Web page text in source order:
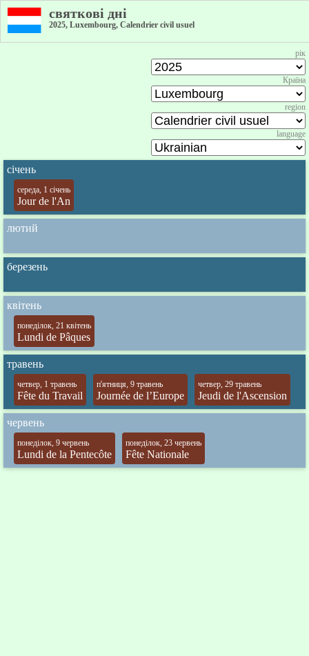
святкові дні
2025, Luxembourg, Calendrier civil usuel
рік
Країна
region
language
січень
середа, 1 січень
Jour de l'An
лютий
березень
квітень
понеділок, 21 квітень
Lundi de Pâques
травень
четвер, 1 травень
Fête du Travail
п'ятниця, 9 травень
Journée de l’Europe
четвер, 29 травень
Jeudi de l'Ascension
червень
понеділок, 9 червень
Lundi de la Pentecôte
понеділок, 23 червень
Fête Nationale